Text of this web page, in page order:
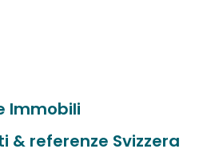
Immobili
& referenze Svizzera